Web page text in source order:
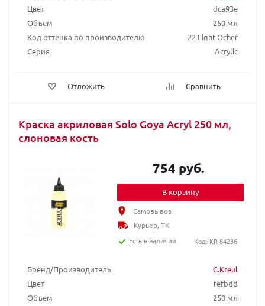
Цвет
dca93e
Объем
250 мл
Код оттенка по производителю
22 Light Ocher
Серия
Acrylic
Отложить Сравнить
Краска акриловая Solo Goya Acryl 250 мл,
слоновая кость
Бренд/Производитель
C.Kreul
Цвет
fefbdd
Объем
250 мл
754 руб.
В корзину
Самовывоз
Курьер, ТК
Есть в наличии
Код: KR-84236